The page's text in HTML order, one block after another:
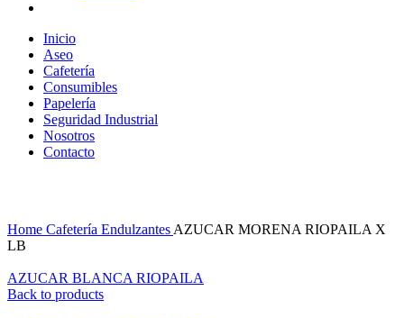
Inicio
Aseo
Cafetería
Consumibles
Papelería
Seguridad Industrial
Nosotros
Contacto
Home Cafetería Endulzantes AZUCAR MORENA RIOPAILA X
LB
AZUCAR BLANCA RIOPAILA
Back to products